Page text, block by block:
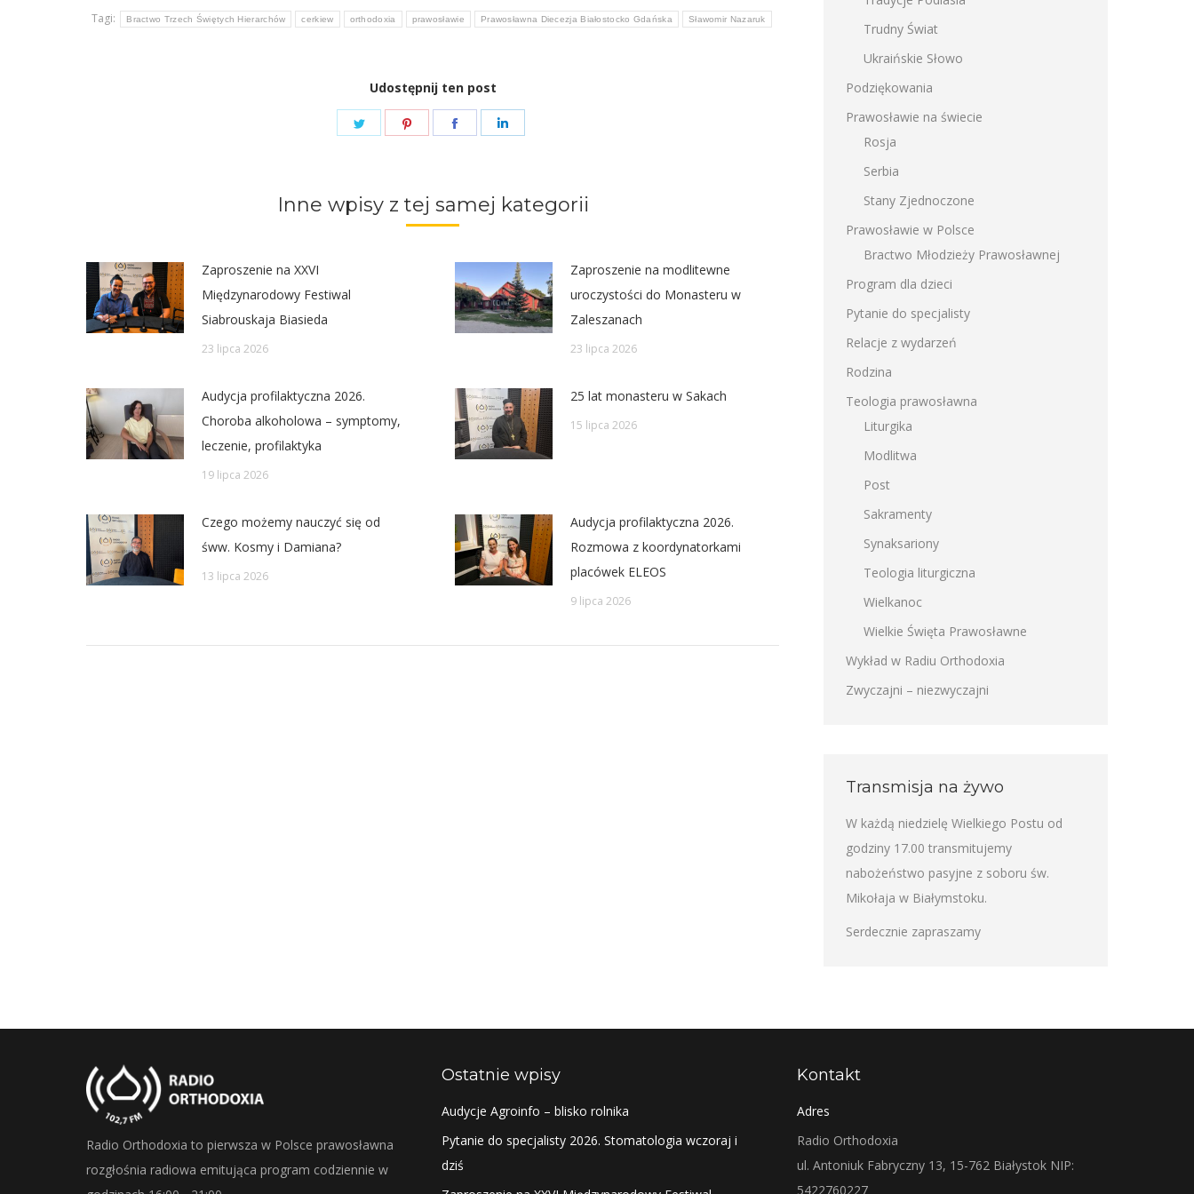
Tagi: Bractwo Trzech Świętych Hierarchów cerkiew orthodoxia prawosławie Prawosławna Diecezja Białostocko Gdańska Sławomir Nazaruk
Udostępnij ten post
Share
Share
Share
Inne wpisy z tej samej kategorii
Zaproszenie na XXVI
Międzynarodowy Festiwal
Siabrouskaja Biasieda
23 lipca 2026
Zaproszenie na modlitewne
uroczystości do Monasteru w
Zaleszanach
23 lipca 2026
Audycja profilaktyczna 2026.
Choroba alkoholowa – symptomy,
leczenie, profilaktyka
19 lipca 2026
25 lat monasteru w Sakach
15 lipca 2026
Czego możemy nauczyć się od
śww. Kosmy i Damiana?
13 lipca 2026
Audycja profilaktyczna 2026.
Rozmowa z koordynatorkami
placówek ELEOS
9 lipca 2026
Trudny Świat
Ukraińskie Słowo
Podziękowania
Prawosławie na świecie
Rosja
Serbia
Stany Zjednoczone
Prawosławie w Polsce
Bractwo Młodzieży Prawosławnej
Program dla dzieci
Pytanie do specjalisty
Relacje z wydarzeń
Rodzina
Teologia prawosławna
Liturgika
Modlitwa
Post
Sakramenty
Synaksariony
Teologia liturgiczna
Wielkanoc
Wielkie Święta Prawosławne
Wykład w Radiu Orthodoxia
Zwyczajni – niezwyczajni
Transmisja na żywo
W każdą niedzielę Wielkiego Postu od
godziny 17.00 transmitujemy
nabożeństwo pasyjne z soboru św.
Mikołaja w Białymstoku.
Serdecznie zapraszamy
Radio Orthodoxia to pierwsza w Polsce prawosławna
rozgłośnia radiowa emitująca program codziennie w
Ostatnie wpisy
Audycje Agroinfo – blisko rolnika
Pytanie do specjalisty 2026. Stomatologia wczoraj i
dziś
Kontakt
Adres
Radio Orthodoxia
ul. Antoniuk Fabryczny 13, 15-762 Białystok NIP:
5422760227